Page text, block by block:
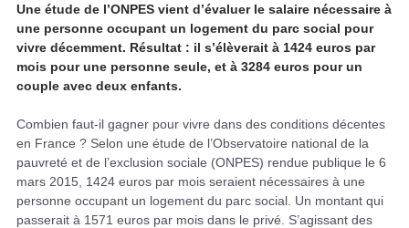
Une étude de l’ONPES vient d’évaluer le salaire nécessaire à
une personne occupant un logement du parc social pour
vivre décemment. Résultat : il s’élèverait à 1424 euros par
mois pour une personne seule, et à 3284 euros pour un
couple avec deux enfants.
Combien faut-il gagner pour vivre dans des conditions décentes
en France ? Selon une étude de l’Observatoire national de la
pauvreté et de l’exclusion sociale (ONPES) rendue publique le 6
mars 2015, 1424 euros par mois seraient nécessaires à une
personne occupant un logement du parc social. Un montant qui
passerait à 1571 euros par mois dans le privé. S’agissant des